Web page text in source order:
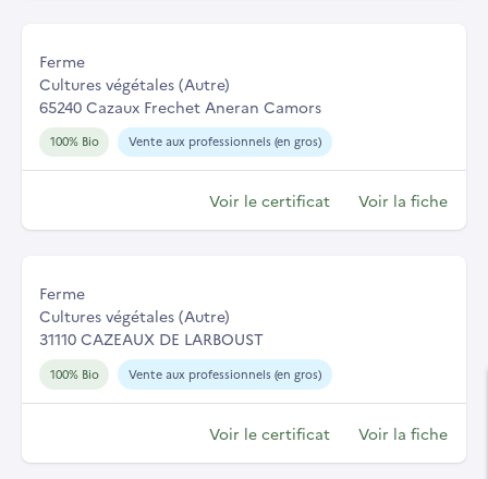
Ferme
Cultures végétales (Autre)
65240 Cazaux Frechet Aneran Camors
100% Bio Vente aux professionnels (en gros)
Voir le certificat Voir la fiche
Ferme
Cultures végétales (Autre)
31110 CAZEAUX DE LARBOUST
100% Bio Vente aux professionnels (en gros)
Voir le certificat Voir la fiche